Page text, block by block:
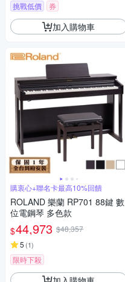
挑戰低價 券
加入購物車
購衷心+聯名卡最高10%回饋
ROLAND 樂蘭 RP701 88鍵 數
位電鋼琴 多色款
$44,973 $48,357
5 (1)
限時下殺